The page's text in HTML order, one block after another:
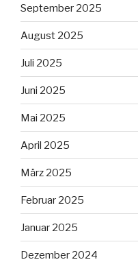
September 2025
August 2025
Juli 2025
Juni 2025
Mai 2025
April 2025
März 2025
Februar 2025
Januar 2025
Dezember 2024